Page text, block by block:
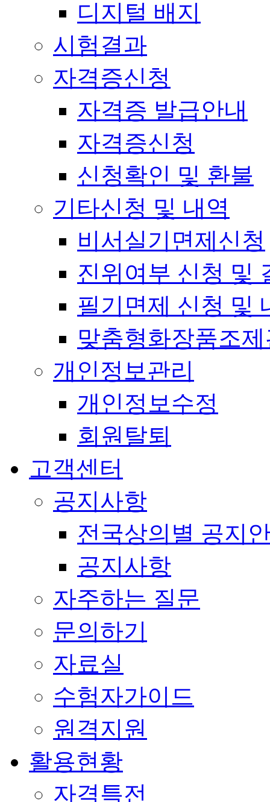
디지털 배지
시험결과
자격증신청
자격증 발급안내
자격증신청
신청확인 및 환불
기타신청 및 내역
비서실기면제신청
진위여부 신청 및
필기면제 신청 및
맞춤형화장품조
개인정보관리
개인정보수정
회원탈퇴
고객센터
공지사항
전국상의별 공지
공지사항
자주하는 질문
문의하기
자료실
수험자가이드
원격지원
활용현황
자격특전